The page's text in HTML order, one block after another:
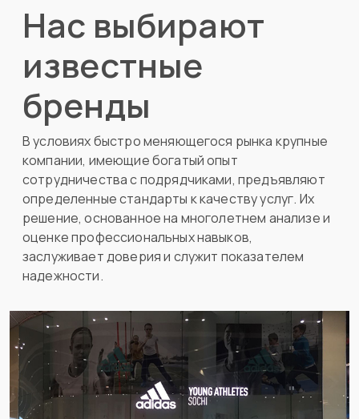
Нас выбирают
известные
бренды
В условиях быстро меняющегося рынка крупные
компании, имеющие богатый опыт
сотрудничества с подрядчиками, предъявляют
определенные стандарты к качеству услуг. Их
решение, основанное на многолетнем анализе и
оценке профессиональных навыков,
заслуживает доверия и служит показателем
надежности.